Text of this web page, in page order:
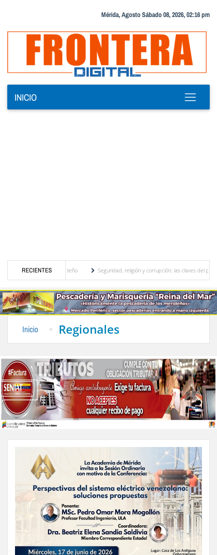
Mérida, Agosto Sábado 08, 2026, 02:16 pm
INICIO
RECIENTES
motor turístico merideño
Seguridad, religión y corrupción: las claves del primer
Inicio Regionales